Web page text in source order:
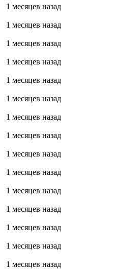
1 месяцев назад
1 месяцев назад
1 месяцев назад
1 месяцев назад
1 месяцев назад
1 месяцев назад
1 месяцев назад
1 месяцев назад
1 месяцев назад
1 месяцев назад
1 месяцев назад
1 месяцев назад
1 месяцев назад
1 месяцев назад
1 месяцев назад